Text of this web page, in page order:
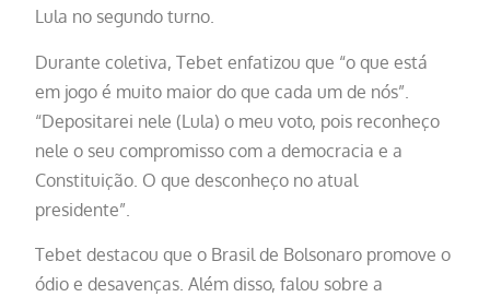
Lula no segundo turno.
Durante coletiva, Tebet enfatizou que “o que está
em jogo é muito maior do que cada um de nós”.
“Depositarei nele (Lula) o meu voto, pois reconheço
nele o seu compromisso com a democracia e a
Constituição. O que desconheço no atual
presidente”.
Tebet destacou que o Brasil de Bolsonaro promove o
ódio e desavenças. Além disso, falou sobre a